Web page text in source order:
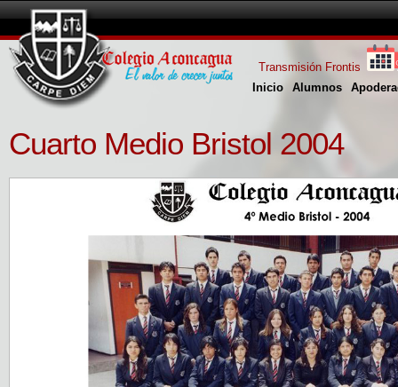
Inicio Alumnos
Transmisión Frontis
Cuarto Medio Bristol 2004